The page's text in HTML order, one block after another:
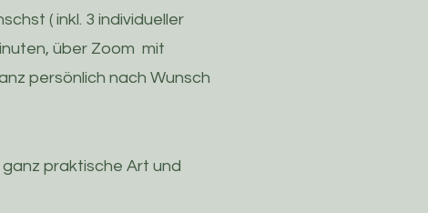
( inkl. 3 individueller
über Zoom mit
persönlich nach Wunsch
praktische Art und